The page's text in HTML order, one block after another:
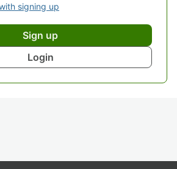
signing up
Sign up
Login